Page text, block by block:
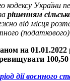
України
рішенням
від місця
на
дії воєнного